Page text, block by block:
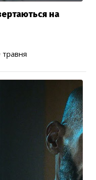
на
травня